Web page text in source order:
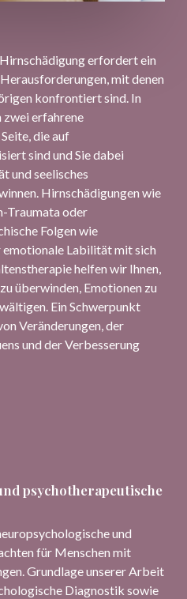
erfordert ein
mit denen
konfrontiert sind. In
zwei erfahrene
die auf
sind und Sie dabei
und seelisches
Hirnschädigungen wie
Traumata oder
Folgen wie
emotionale Labilität mit sich
helfen wir Ihnen,
überwinden, Emotionen zu
Ein Schwerpunkt
Veränderungen, der
und der Verbesserung
psychotherapeutische
und
für Menschen mit
Grundlage unserer Arbeit
Diagnostik sowie